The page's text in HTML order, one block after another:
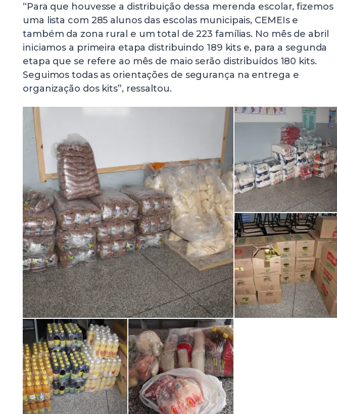
“Para que houvesse a distribuição dessa merenda escolar, fizemos
uma lista com 285 alunos das escolas municipais, CEMEIs e
também da zona rural e um total de 223 famílias. No mês de abril
iniciamos a primeira etapa distribuindo 189 kits e, para a segunda
etapa que se refere ao mês de maio serão distribuídos 180 kits.
Seguimos todas as orientações de segurança na entrega e
organização dos kits”, ressaltou.